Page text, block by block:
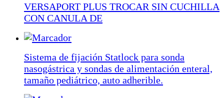
VERSAPORT PLUS TROCAR SIN CUCHILLA
CON CANULA DE
Sistema de fijación Statlock para sonda
nasogástrica y sondas de alimentación enteral,
tamaño pediátrico, auto adherible.